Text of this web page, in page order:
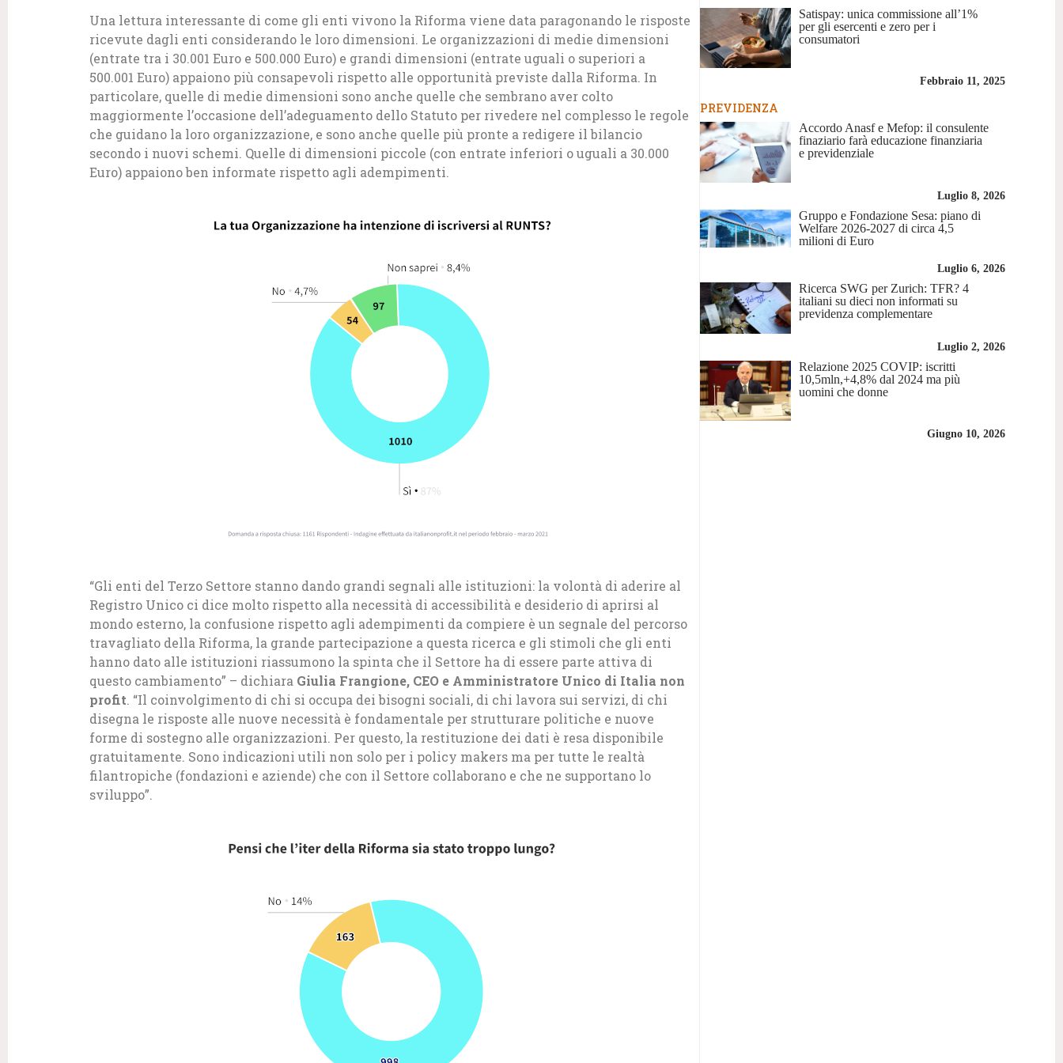
Una lettura interessante di come gli enti vivono la Riforma viene data paragonando le risposte
ricevute dagli enti considerando le loro dimensioni. Le organizzazioni di medie dimensioni
(entrate tra i 30.001 Euro e 500.000 Euro) e grandi dimensioni (entrate uguali o superiori a
500.001 Euro) appaiono più consapevoli rispetto alle opportunità previste dalla Riforma. In
particolare, quelle di medie dimensioni sono anche quelle che sembrano aver colto
maggiormente l’occasione dell’adeguamento dello Statuto per rivedere nel complesso le regole
che guidano la loro organizzazione, e sono anche quelle più pronte a redigere il bilancio
secondo i nuovi schemi. Quelle di dimensioni piccole (con entrate inferiori o uguali a 30.000
Euro) appaiono ben informate rispetto agli adempimenti.
“Gli enti del Terzo Settore stanno dando grandi segnali alle istituzioni: la volontà di aderire al
Registro Unico ci dice molto rispetto alla necessità di accessibilità e desiderio di aprirsi al
mondo esterno, la confusione rispetto agli adempimenti da compiere è un segnale del percorso
travagliato della Riforma, la grande partecipazione a questa ricerca e gli stimoli che gli enti
hanno dato alle istituzioni riassumono la spinta che il Settore ha di essere parte attiva di
questo cambiamento” – dichiara Giulia Frangione, CEO e Amministratore Unico di Italia non
profit. “Il coinvolgimento di chi si occupa dei bisogni sociali, di chi lavora sui servizi, di chi
disegna le risposte alle nuove necessità è fondamentale per strutturare politiche e nuove
forme di sostegno alle organizzazioni. Per questo, la restituzione dei dati è resa disponibile
gratuitamente. Sono indicazioni utili non solo per i policy makers ma per tutte le realtà
filantropiche (fondazioni e aziende) che con il Settore collaborano e che ne supportano lo
sviluppo”.
Satispay: unica commissione all’1%
per gli esercenti e zero per i
consumatori
Febbraio 11, 2025
PREVIDENZA
Accordo Anasf e Mefop: il consulente
finaziario farà educazione finanziaria
e previdenziale
Luglio 8, 2026
Gruppo e Fondazione Sesa: piano di
Welfare 2026-2027 di circa 4,5
milioni di Euro
Luglio 6, 2026
Ricerca SWG per Zurich: TFR? 4
italiani su dieci non informati su
previdenza complementare
Luglio 2, 2026
Relazione 2025 COVIP: iscritti
10,5mln,+4,8% dal 2024 ma più
uomini che donne
Giugno 10, 2026